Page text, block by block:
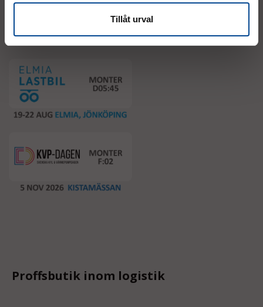
Tillåt urval
Proffsbutik inom logistik